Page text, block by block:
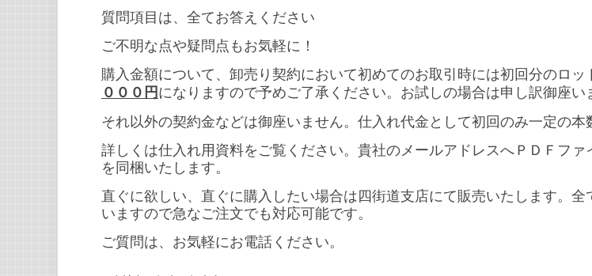
質問項目は、全てお答えください
ご不明な点や疑問点もお気軽に！
購入金額について、卸売り契約において初めてのお取引時には初回分のロ
０００円になりますので予めご了承ください。お試しの場合は申し訳御座い
それ以外の契約金などは御座いません。仕入れ代金として初回のみ一定の本
詳しくは仕入れ用資料をご覧ください。貴社のメールアドレスへＰＤＦフ
を同梱いたします。
直ぐに欲しい、直ぐに購入したい場合は四街道支店にて販売いたします。
いますので急なご注文でも対応可能です。
ご質問は、お気軽にお電話ください。